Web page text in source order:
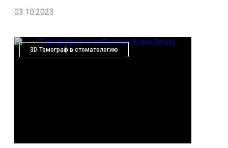
03.10.2023
3D Томограф в стоматологию